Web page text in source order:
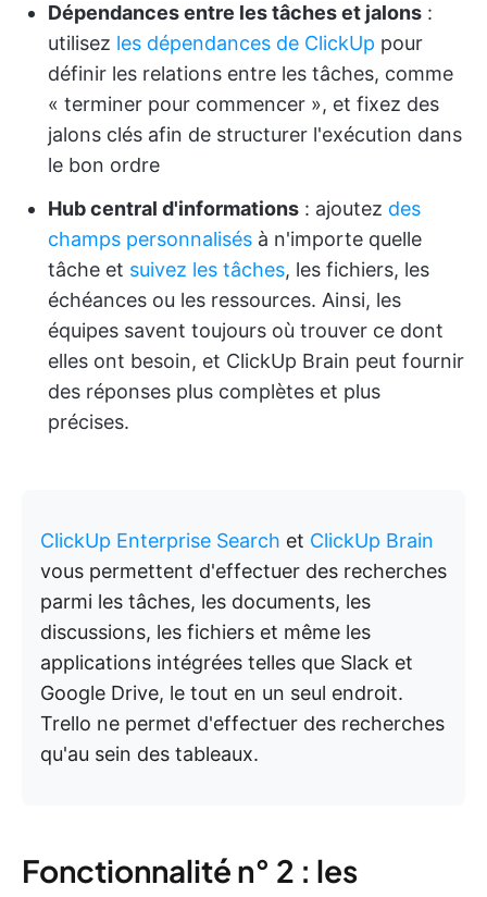
Dépendances entre les tâches et jalons :
utilisez les dépendances de ClickUp pour
définir les relations entre les tâches, comme
« terminer pour commencer », et fixez des
jalons clés afin de structurer l'exécution dans
le bon ordre
Hub central d'informations : ajoutez des
champs personnalisés à n'importe quelle
tâche et suivez les tâches, les fichiers, les
échéances ou les ressources. Ainsi, les
équipes savent toujours où trouver ce dont
elles ont besoin, et ClickUp Brain peut fournir
des réponses plus complètes et plus
précises.
ClickUp Enterprise Search et ClickUp Brain
vous permettent d'effectuer des recherches
parmi les tâches, les documents, les
discussions, les fichiers et même les
applications intégrées telles que Slack et
Google Drive, le tout en un seul endroit.
Trello ne permet d'effectuer des recherches
qu'au sein des tableaux.
Fonctionnalité n° 2 : les